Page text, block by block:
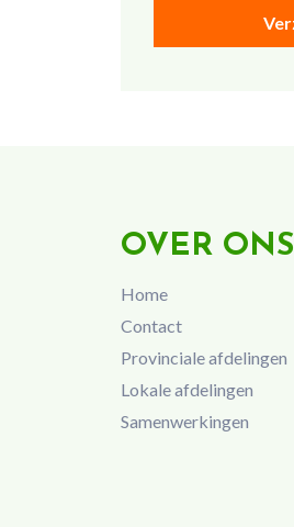
OVER ONS
Home
Contact
Provinciale afdelingen
Lokale afdelingen
Samenwerkingen